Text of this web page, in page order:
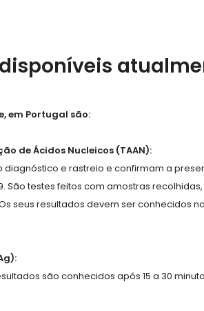
em Portugal são:
de Ácidos Nucleicos (TAAN):
e rastreio e confirmam a
São testes feitos com amostras
seus resultados devem ser conhecidos
são conhecidos após 15 a 30